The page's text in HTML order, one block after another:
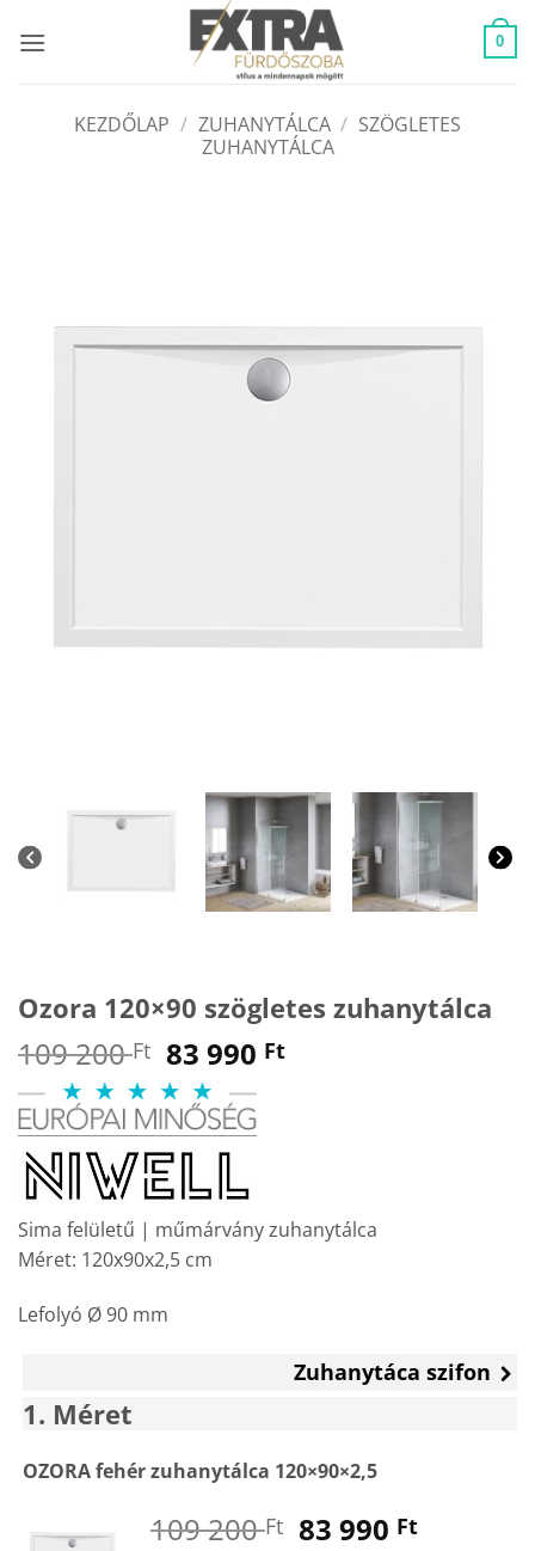
0
KEZDŐLAP / ZUHANYTÁLCA / SZÖGLETES
ZUHANYTÁLCA
Ozora 120×90 szögletes zuhanytálca
109 200Ft Original
price
was:
109
200 Ft.
83 990 FtCurrent
Sima felületű | műmárvány zuhanytálca
Méret: 120x90x2,5 cm
Lefolyó Ø 90 mm
Zuhanytáca szifon
1 Méret
OZORA fehér zuhanytálca 120×90×2,5
109 200Ft Original
83 990 FtCurrent